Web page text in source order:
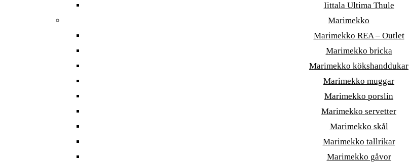
Iittala Ultima Thule
Marimekko
Marimekko REA – Outlet
Marimekko bricka
Marimekko kökshanddukar
Marimekko muggar
Marimekko porslin
Marimekko servetter
Marimekko skål
Marimekko tallrikar
Marimekko gåvor